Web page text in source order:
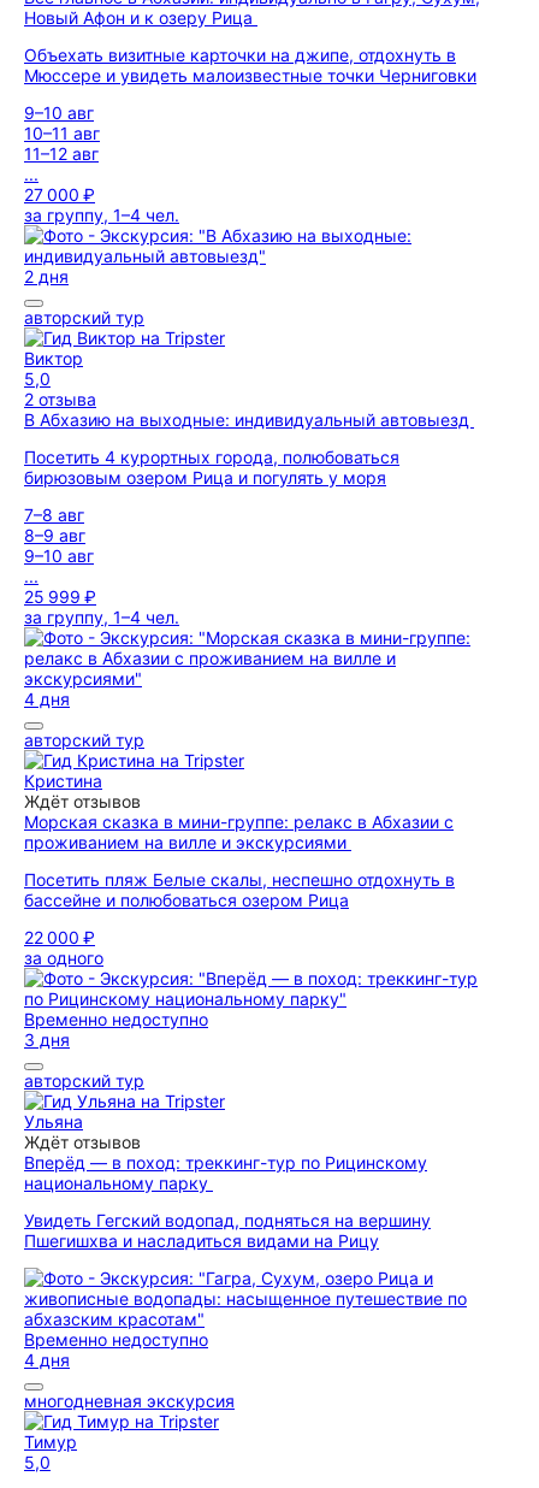
Новый Афон и к озеру Рица
Объехать визитные карточки на джипе, отдохнуть в
Мюссере и увидеть малоизвестные точки Черниговки
9–10 авг
10–11 авг
11–12 авг
...
27 000 ₽
за группу, 1–4 чел.
2 дня
авторский тур
Виктор
5,0
2 отзыва
В Абхазию на выходные: индивидуальный автовыезд
Посетить 4 курортных города, полюбоваться
бирюзовым озером Рица и погулять у моря
7–8 авг
8–9 авг
9–10 авг
...
25 999 ₽
за группу, 1–4 чел.
4 дня
авторский тур
Кристина
Ждёт отзывов
Морская сказка в мини-группе: релакс в Абхазии с
проживанием на вилле и экскурсиями
Посетить пляж Белые скалы, неспешно отдохнуть в
бассейне и полюбоваться озером Рица
22 000 ₽
за одного
Временно недоступно
3 дня
авторский тур
Ульяна
Ждёт отзывов
Вперёд — в поход: треккинг-тур по Рицинскому
национальному парку
Увидеть Гегский водопад, подняться на вершину
Пшегишхва и насладиться видами на Рицу
Временно недоступно
4 дня
многодневная экскурсия
Тимур
5,0